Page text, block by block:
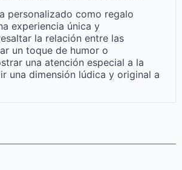
personalizado como regalo
experiencia única y
la relación entre las
un toque de humor o
una atención especial a la
una dimensión lúdica y original a